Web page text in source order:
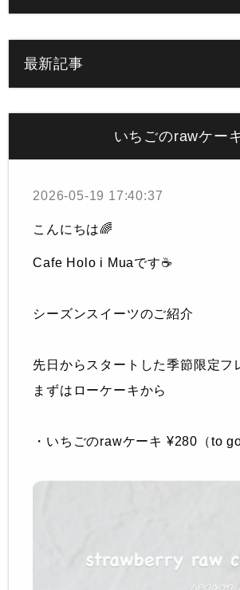
最新記事
いちごのrawケー
2026-05-19 17:40:37
こんにちは🌈
Cafe Holo i Muaです☕️
シーズンスイーツのご紹介
先日からスタートした季節限定フ
まずはローケーキから
・いちごのrawケーキ ¥280（to